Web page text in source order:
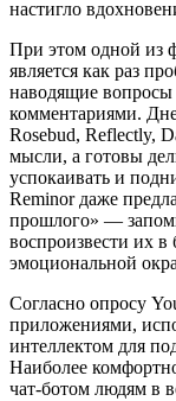
настигло
При этом одной из
является как раз
наводящие
комментариями.
Rosebud, Reflectly,
мысли, а готовы
успокаивать и
Reminor даже
прошлого» —
воспроизвести их
эмоциональной
Согласно опросу
приложениями,
интеллектом для
Наиболее
чат-ботом людям в